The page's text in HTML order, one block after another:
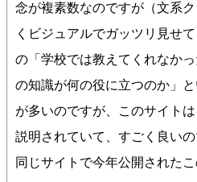
念が複素数なのですが（文系
くビジュアルでガッツリ見せ
の「学校では教えてくれなか
の知識が何の役に立つのか」
が多いのですが、このサイト
説明されていて、すごく良いの
同じサイトで今年公開された